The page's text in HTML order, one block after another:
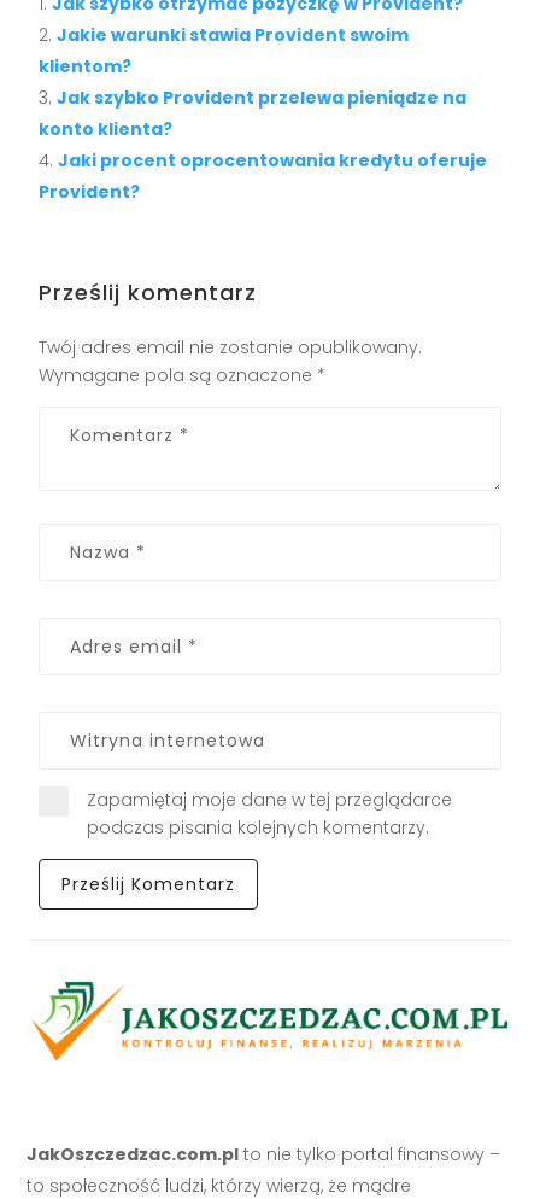
Jakie warunki stawia Provident swoim
klientom?
Jak szybko Provident przelewa pieniądze na
konto klienta?
Jaki procent oprocentowania kredytu oferuje
Provident?
Prześlij komentarz
Twój adres email nie zostanie opublikowany.
Wymagane pola są oznaczone *
Zapamiętaj moje dane w tej przeglądarce
podczas pisania kolejnych komentarzy.
JakOszczedzac.com.pl to nie tylko portal finansowy –
to społeczność ludzi, którzy wierzą, że mądre